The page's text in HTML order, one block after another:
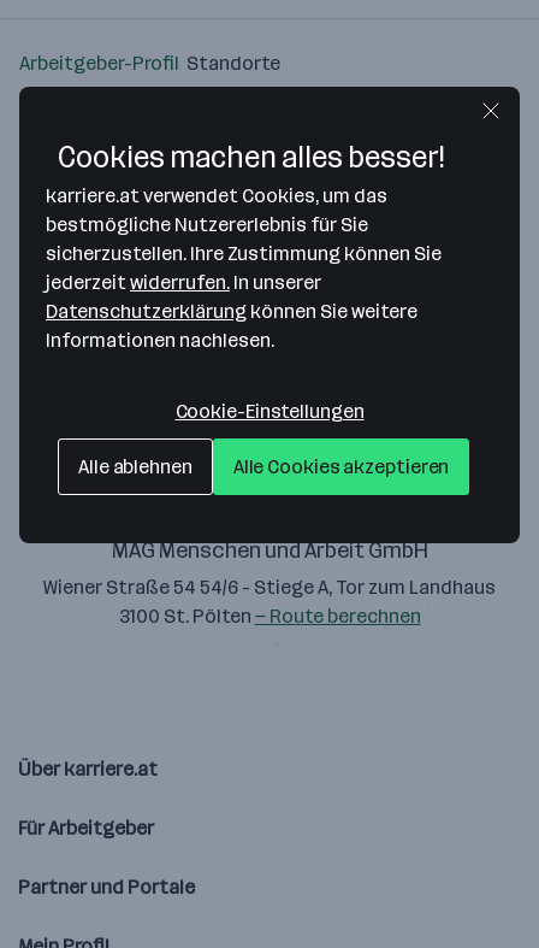
Arbeitgeber-Profil Standorte
Bitte stimme unseren Cookie-
Richtlinien zu, um diese Karte
anzuzeigen.
MAG Menschen und Arbeit GmbH
Wiener Straße 54 54/6 - Stiege A, Tor zum Landhaus
3100 St. Pölten — Route berechnen
Über karriere.at
Für Arbeitgeber
Partner und Portale
Cookies machen alles besser!
karriere.at verwendet Cookies, um das
bestmögliche Nutzererlebnis für Sie
sicherzustellen. Ihre Zustimmung können Sie
jederzeitwiderrufen. In unserer
Datenschutzerklärung können Sie weitere
Informationen nachlesen.
Cookie-Einstellungen
Alle ablehnen Alle Cookies akzeptieren